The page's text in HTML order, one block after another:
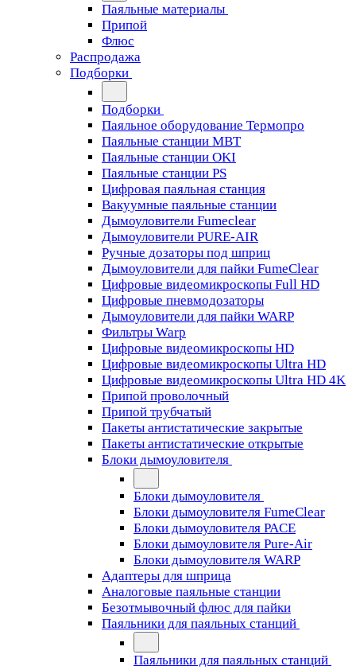
Паяльные материалы
Припой
Флюс
Распродажа
Подборки
Подборки
Паяльное оборудование Термопро
Паяльные станции MBT
Паяльные станции OKI
Паяльные станции PS
Цифровая паяльная станция
Вакуумные паяльные станции
Дымоуловители Fumeclear
Дымоуловители PURE-AIR
Ручные дозаторы под шприц
Дымоуловители для пайки FumeClear
Цифровые видеомикроскопы Full HD
Цифровые пневмодозаторы
Дымоуловители для пайки WARP
Фильтры Warp
Цифровые видеомикроскопы HD
Цифровые видеомикроскопы Ultra HD
Цифровые видеомикроскопы Ultra HD 4K
Припой проволочный
Припой трубчатый
Пакеты антистатические закрытые
Пакеты антистатические открытые
Блоки дымоуловителя
Блоки дымоуловителя
Блоки дымоуловителя FumeClear
Блоки дымоуловителя PACE
Блоки дымоуловителя Pure-Air
Блоки дымоуловителя WARP
Адаптеры для шприца
Аналоговые паяльные станции
Безотмывочный флюс для пайки
Паяльники для паяльных станций
Паяльники для паяльных станций